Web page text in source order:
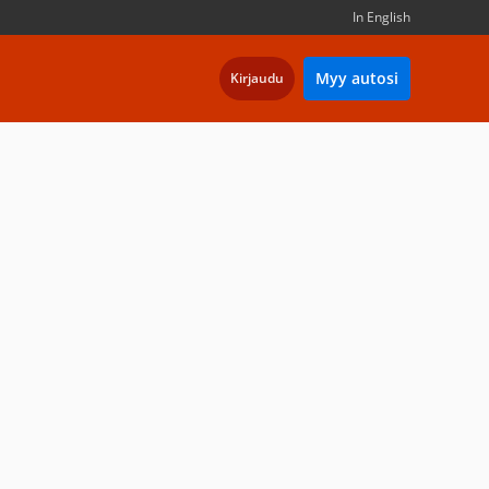
In English
Kirjaudu Myy autosi